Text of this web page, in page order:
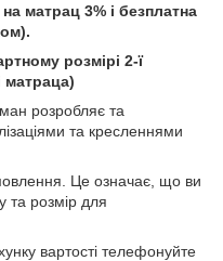
матрац 3% і безплатна
ліжком).
розмірі 2-ї
матраца)
розробляє та
та кресленнями
Це означає, що ви
та розмір для
вартості телефонуйте